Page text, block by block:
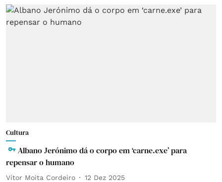
Cultura
Albano Jerónimo dá o corpo em ‘carne.exe’ para
repensar o humano
Vítor Moita Cordeiro 12 Dez 2025